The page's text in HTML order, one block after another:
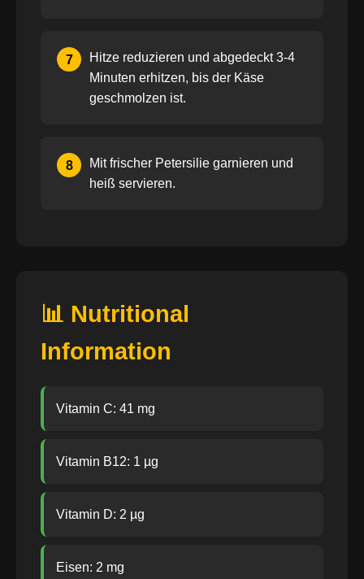
7
Hitze reduzieren und abgedeckt 3-4
Minuten erhitzen, bis der Käse
geschmolzen ist.
8
Mit frischer Petersilie garnieren und
heiß servieren.
📊 Nutritional
Information
Vitamin C: 41 mg
Vitamin B12: 1 µg
Vitamin D: 2 µg
Eisen: 2 mg